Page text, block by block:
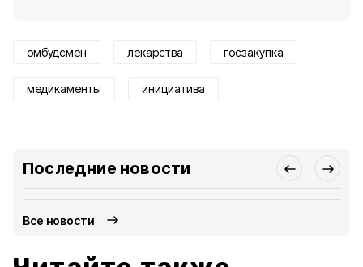
омбудсмен лекарства госзакупка
медикаменты инициатива
Последние новости
Все новости